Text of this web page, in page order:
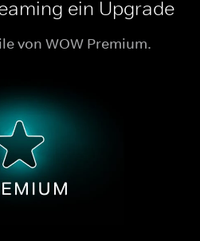
ein Upgrade
von WOW Premium.